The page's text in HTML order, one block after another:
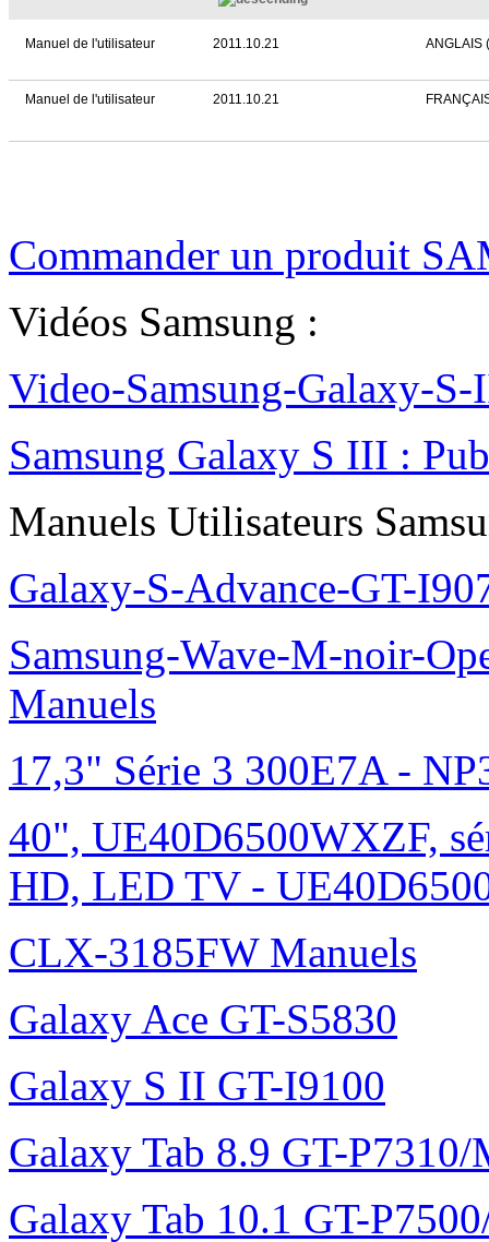
Manuel de l'utilisateur 2011.10.21 ANGLAIS
Manuel de l'utilisateur 2011.10.21
Commander un produit
Vidéos Samsung :
Video-Samsung-Galaxy-
Samsung Galaxy S III :
Manuels Utilisateurs
Galaxy-S-Advance-GT-
Samsung-Wave-M-noir-
Manuels
17,3" Série 3 300E7A -
40", UE40D6500WXZF,
HD, LED TV -
CLX-3185FW Manuels
Galaxy Ace GT-S5830
Galaxy S II GT-I9100
Galaxy Tab 8.9 GT-P7310/
Galaxy Tab 10.1 GT-